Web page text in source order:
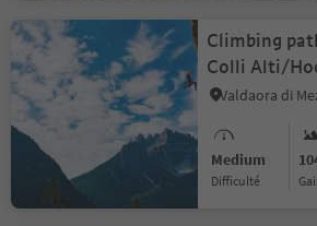
Climbing
Colli Alti/
Medium
Difficulté